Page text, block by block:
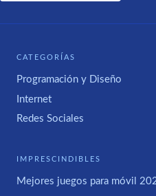
CATEGORÍAS
Programación y Diseño
Internet
Redes Sociales
IMPRESCINDIBLES
Mejores juegos para móvil